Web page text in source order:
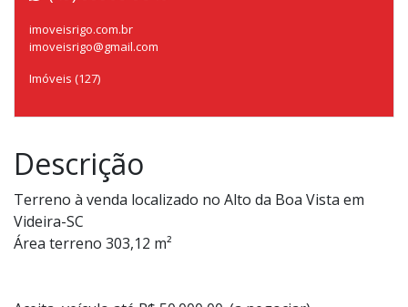
imoveisrigo.com.br
imoveisrigo@gmail.com
Imóveis (127)
Descrição
Terreno à venda localizado no Alto da Boa Vista em
Videira-SC
Área terreno 303,12 m²